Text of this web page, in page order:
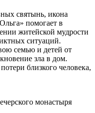
святынь, икона
помогает в
житейской мудрости
ситуаций.
семью и детей от
зла в дом.
близкого человека,
монастыря